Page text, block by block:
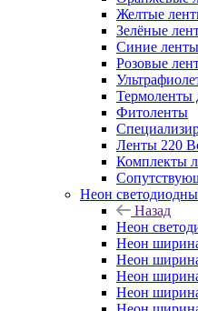
Желтые
Зелёные
Синие ленты
Розовые
Термоленты
Фитоленты
Ленты 220
Комплекты
Неон
Назад
Неон
Неон
Неон
Неон
Неон